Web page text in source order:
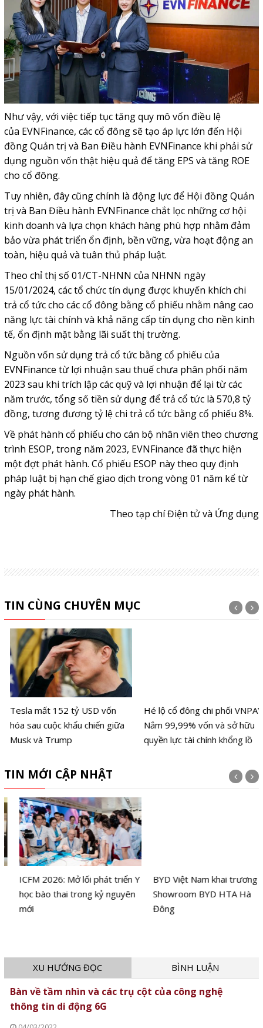
Như vậy, với việc tiếp tục tăng quy mô vốn điều lệ
của EVNFinance, các cổ đông sẽ tạo áp lực lớn đến Hội
đồng Quản trị và Ban Điều hành EVNFinance khi phải sử
dụng nguồn vốn thật hiệu quả để tăng EPS và tăng ROE
cho cổ đông.
Tuy nhiên, đây cũng chính là động lực để Hội đồng Quản
trị và Ban Điều hành EVNFinance chắt lọc những cơ hội
kinh doanh và lựa chọn khách hàng phù hợp nhằm đảm
bảo vừa phát triển ổn định, bền vững, vừa hoạt động an
toàn, hiệu quả và tuân thủ pháp luật.
Theo chỉ thị số 01/CT-NHNN của NHNN ngày
15/01/2024, các tổ chức tín dụng được khuyến khích chi
trả cổ tức cho các cổ đông bằng cổ phiếu nhằm nâng cao
năng lực tài chính và khả năng cấp tín dụng cho nền kinh
tế, ổn định mặt bằng lãi suất thị trường.
Nguồn vốn sử dụng trả cổ tức bằng cổ phiếu của
EVNFinance từ lợi nhuận sau thuế chưa phân phối năm
2023 sau khi trích lập các quỹ và lợi nhuận để lại từ các
năm trước, tổng số tiền sử dụng để trả cổ tức là 570,8 tỷ
đồng, tương đương tỷ lệ chi trả cổ tức bằng cổ phiếu 8%.
Về phát hành cổ phiếu cho cán bộ nhân viên theo chương
trình ESOP, trong năm 2023, EVNFinance đã thực hiện
một đợt phát hành. Cổ phiếu ESOP này theo quy định
pháp luật bị hạn chế giao dịch trong vòng 01 năm kể từ
ngày phát hành.
Theo tạp chí Điện tử và Ứng dụng
TIN CÙNG CHUYÊN MỤC
Tesla mất 152 tỷ USD vốn
hóa sau cuộc khẩu chiến giữa
Musk và Trump
Hé lộ cổ đông chi phối VNPAY:
Nắm 99,99% vốn và sở hữu
quyền lực tài chính khổng lồ
TIN MỚI CẬP NHẬT
ICFM 2026: Mở lối phát triển Y
học bào thai trong kỷ nguyên
BYD Việt Nam khai trương
Showroom BYD HTA Hà
Đông
XU HƯỚNG ĐỌC BÌNH LUẬN
Bàn về tầm nhìn và các trụ cột của công nghệ
thông tin di động 6G